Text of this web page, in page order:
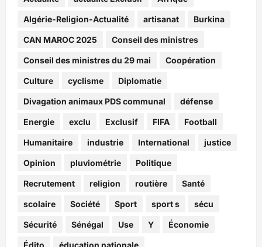
Algérie-Religion-Actualité artisanat Burkina
CAN MAROC 2025 Conseil des ministres
Conseil des ministres du 29 mai Coopération
Culture cyclisme Diplomatie
Divagation animaux PDS communal défense
Energie exclu Exclusif FIFA Football
Humanitaire industrie International justice
Opinion pluviométrie Politique
Recrutement religion routière Santé
scolaire Société Sport sport s sécu
Sécurité Sénégal Use Y Économie
Édito éducation nationale